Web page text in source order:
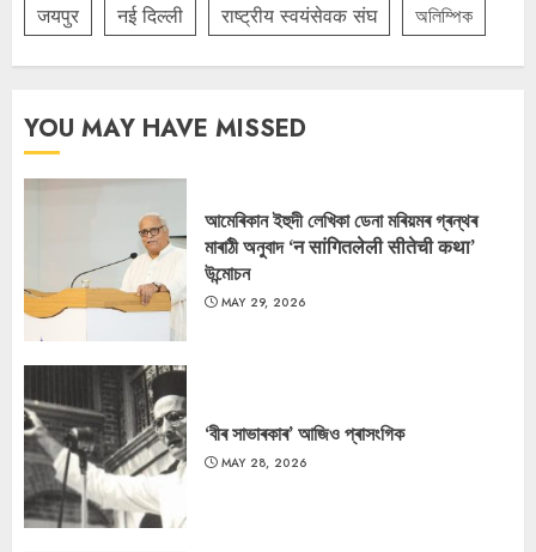
जयपुर
नई दिल्ली राष्ट्रीय स्वयंसेवक संघ অলিম্পিক
YOU MAY HAVE MISSED
আমেৰিকান ইহুদী লেখিকা ডেনা মৰিয়মৰ গ্ৰন্থৰ
মাৰাঠী অনুবাদ ‘न सांगितलेली सीतेची कथा’
উন্মোচন
MAY 29, 2026
‘বীৰ সাভাৰকাৰ’ আজিও প্ৰাসংগিক
MAY 28, 2026